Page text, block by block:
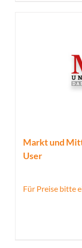
Markt und
User
Für Preise bitte